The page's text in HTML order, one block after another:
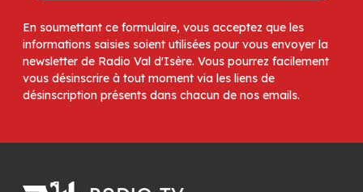
En soumettant ce formulaire, vous acceptez que les
informations saisies soient utilisées pour vous envoyer la
newsletter de Radio Val d'Isère. Vous pourrez facilement
vous désinscrire à tout moment via les liens de
désinscription présents dans chacun de nos emails.